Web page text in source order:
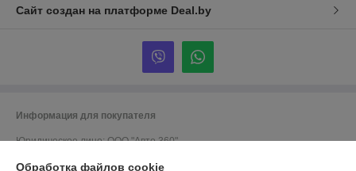
Сайт создан на платформе Deal.by
Информация для покупателя
Юридическое лицо:ООО "Авто 360"
Обработка файлов cookie